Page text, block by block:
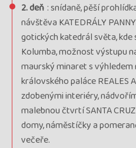
2. deň : snídaně, pěší
návštěva KATEDRÁLY
gotických katedrál světa,
Kolumba, možnost výstupu
maurský minaret s
královského paláce REALES
zdobenými interiéry,
malebnou čtvrtí SANTA
domy, náměstíčky a
večeře.